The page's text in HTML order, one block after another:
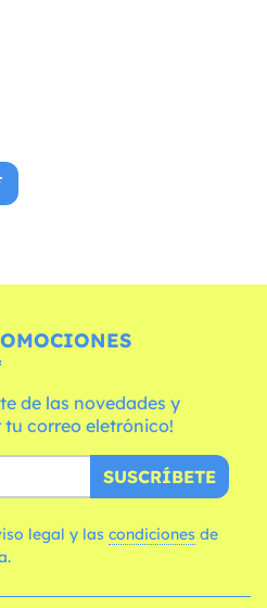
de las novedades y
correo eletrónico!
SUSCRÍBETE
legal y las condiciones